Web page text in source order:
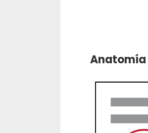
Anatomía